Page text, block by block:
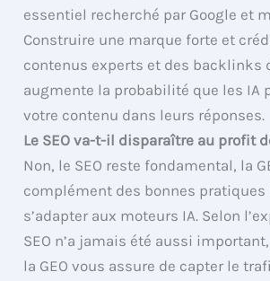
essentiel recherché par Google et
Construire une marque forte et
contenus experts et des backlinks
augmente la probabilité que les IA
votre contenu dans leurs réponses.
Le SEO va-t-il disparaître au profit
Non, le SEO reste fondamental, la
complément des bonnes pratiques
s’adapter aux moteurs IA. Selon
SEO n’a jamais été aussi
la GEO vous assure de capter le